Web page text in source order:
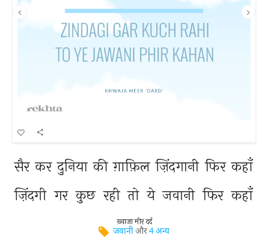
सैर कर दुनिया की ग़ाफ़िल ज़िंदगानी फिर कहाँ
ज़िंदगी गर कुछ रही तो ये जवानी फिर कहाँ
ख़्वाजा मीर दर्द
जवानीऔर4 अन्य